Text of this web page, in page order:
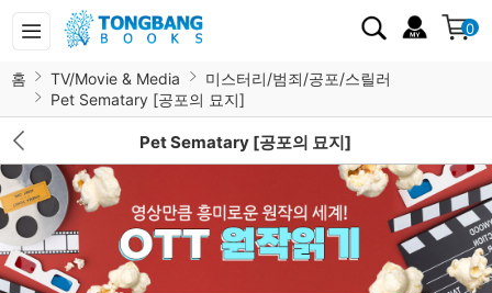
0
홈 TV/Movie & Media
미스터리/범죄/공포/스릴러
Pet Sematary [공포의 묘지]
Pet Sematary [공포의 묘지]